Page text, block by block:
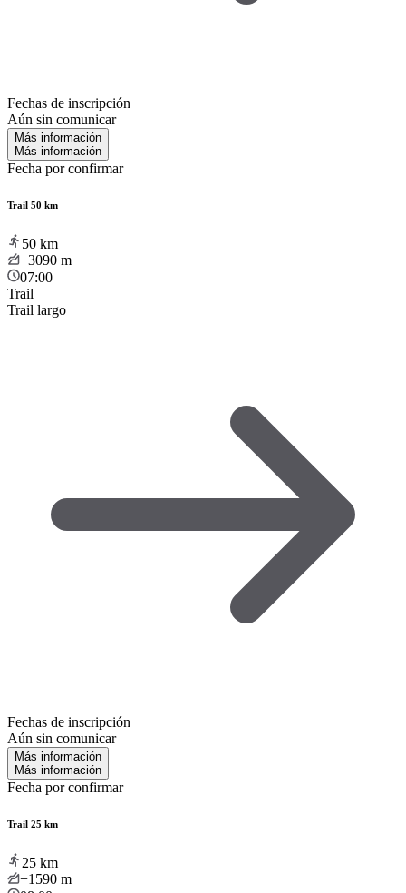
Fechas de inscripción
Aún sin comunicar
Más información
Más información
Fecha por confirmar
Trail 50 km
50 km
+3090 m
07:00
Trail
Trail largo
Fechas de inscripción
Aún sin comunicar
Más información
Más información
Fecha por confirmar
Trail 25 km
25 km
+1590 m